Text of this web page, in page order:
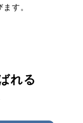
す。
れる